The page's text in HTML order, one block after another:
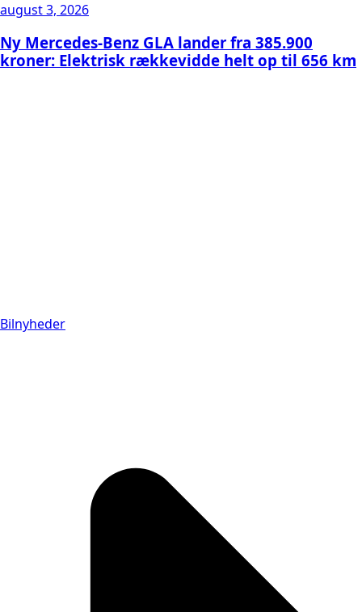
august 3, 2026
Ny Mercedes-Benz GLA lander fra 385.900
kroner: Elektrisk rækkevidde helt op til 656 km
Bilnyheder